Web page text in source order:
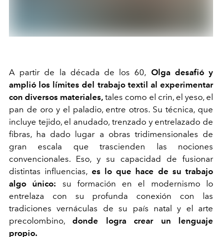
A partir de la década de los 60, Olga desafió y
amplió los límites del trabajo textil al experimentar
con diversos materiales, tales como el crin, el yeso, el
pan de oro y el paladio, entre otros. Su técnica, que
incluye tejido, el anudado, trenzado y entrelazado de
fibras, ha dado lugar a obras tridimensionales de
gran escala que trascienden las nociones
convencionales. Eso, y su capacidad de fusionar
distintas influencias, es lo que hace de su trabajo
algo único: su formación en el modernismo lo
entrelaza con su profunda conexión con las
tradiciones vernáculas de su país natal y el arte
precolombino,donde logra crear un lenguaje
propio.